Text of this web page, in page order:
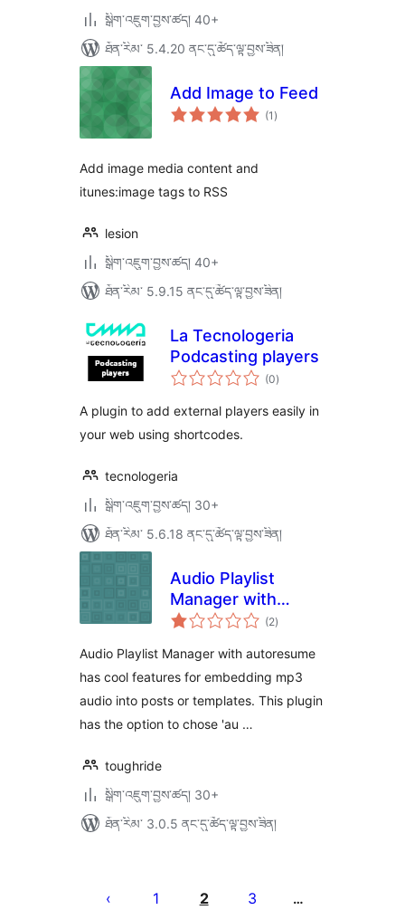
སྒྲིག་འཇུག་བྱས་ཚད། 40+
ཐོན་རིམ་ 5.4.20 ནང་དུ་ཚོད་ལྟ་བྱས་ཟིན།
Add Image to Feed
(1 གདེང་
འཇོག་
)
Add image media content and
itunes:image tags to RSS
lesion
སྒྲིག་འཇུག་བྱས་ཚད། 40+
ཐོན་རིམ་ 5.9.15 ནང་དུ་ཚོད་ལྟ་བྱས་ཟིན།
La Tecnologeria
Podcasting players
(0གདེང་
འཇོག་
ཚང་།
)
A plugin to add external players easily in
your web using shortcodes.
tecnologeria
སྒྲིག་འཇུག་བྱས་ཚད། 30+
ཐོན་རིམ་ 5.6.18 ནང་དུ་ཚོད་ལྟ་བྱས་ཟིན།
Audio Playlist
Manager with
Autoresume(2གདེང་
འཇོག་
ཚང་།
)
Audio Playlist Manager with autoresume
has cool features for embedding mp3
audio into posts or templates. This plugin
has the option to chose 'au …
toughride
སྒྲིག་འཇུག་བྱས་ཚད། 30+
ཐོན་རིམ་ 3.0.5 ནང་དུ་ཚོད་ལྟ་བྱས་ཟིན།
pagination
1 2 3 …